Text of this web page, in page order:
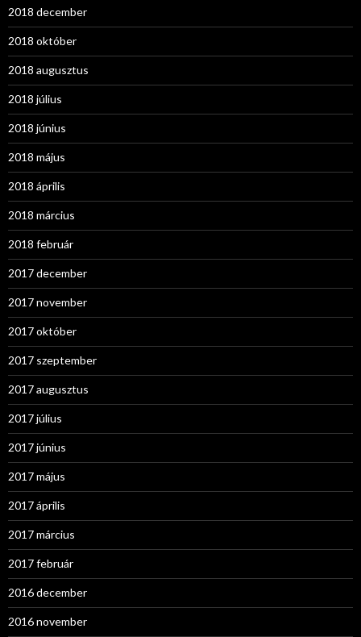
2018 december
2018 október
2018 augusztus
2018 július
2018 június
2018 május
2018 április
2018 március
2018 február
2017 december
2017 november
2017 október
2017 szeptember
2017 augusztus
2017 július
2017 június
2017 május
2017 április
2017 március
2017 február
2016 december
2016 november